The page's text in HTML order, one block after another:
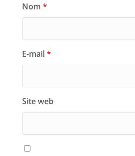
Nom *
E-mail*
Site web